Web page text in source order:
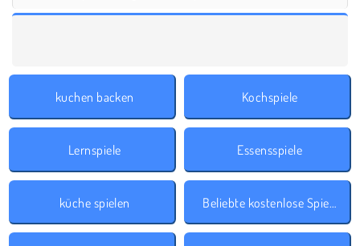
kuchen backen Kochspiele
Lernspiele Essensspiele
küche spielen Beliebte kostenlose Spiele